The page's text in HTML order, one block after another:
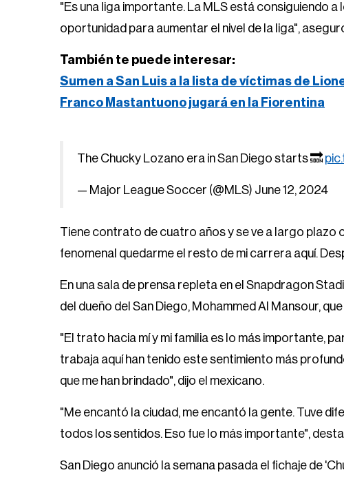
"Es una liga importante. La MLS está consiguiendo a
oportunidad para aumentar el nivel de la liga",
También te puede interesar:
Sumen a San Luis a la lista de víctimas de
Franco Mastantuono jugará en la Fiorentina
The Chucky Lozano era in San Diego starts 🔜
— Major League Soccer (@MLS) June 12, 2024
Tiene contrato de cuatro años y se ve a largo plazo
fenomenal quedarme el resto de mi carrera aquí.
En una sala de prensa repleta en el Snapdragon
del dueño del San Diego, Mohammed Al Mansour,
"El trato hacia mí y mi familia es lo más importante,
trabaja aquí han tenido este sentimiento más
que me han brindado", dijo el mexicano.
"Me encantó la ciudad, me encantó la gente. Tuve
todos los sentidos. Eso fue lo más importante",
San Diego anunció la semana pasada el fichaje de